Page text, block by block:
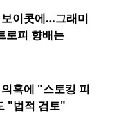
이콧에…그래미
로피 향배는
혹에 "스토킹 피
"법적 검토"